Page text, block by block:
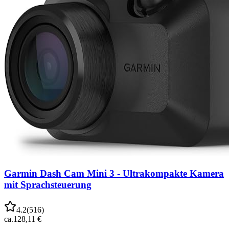
Garmin Dash Cam Mini 3 - Ultrakompakte Kamera
mit Sprachsteuerung
4.2(516)
ca.128,11 €